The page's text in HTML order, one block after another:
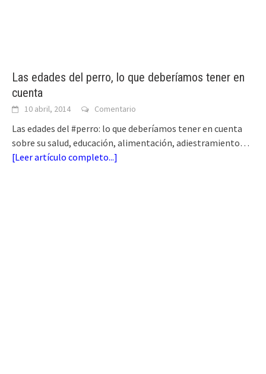
Las edades del perro, lo que deberíamos tener en
cuenta
10 abril, 2014 Comentario
Las edades del #perro: lo que deberíamos tener en cuenta
sobre su salud, educación, alimentación, adiestramiento…
[Leer artículo completo...]